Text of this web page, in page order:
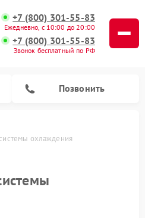
+7 (800) 301-55-83
Ежедневно, с 10:00 до 20:00
+7 (800) 301-55-83
Звонок бесплатный по РФ
Позвонить
охлаждения